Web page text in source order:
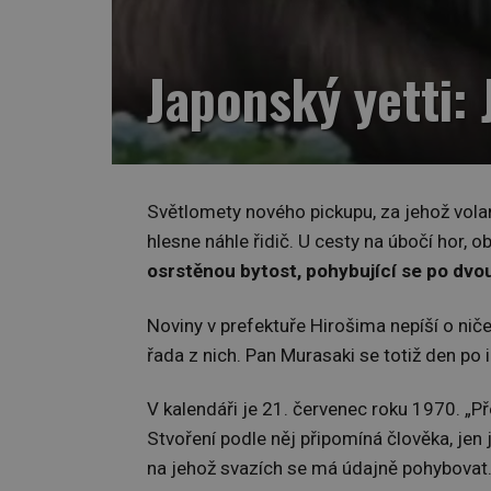
Japonský yetti:
Světlomety nového pickupu, za jehož
hlesne náhle řidič. U cesty na úbočí hor,
osrstěnou bytost, pohybující se po
Noviny v prefektuře Hirošima nepíší o
řada z nich. Pan Murasaki se totiž den
V kalendáři je 21. červenec roku 1970.
Stvoření podle něj připomíná člověka,
na jehož svazích se má údajně pohybovat.